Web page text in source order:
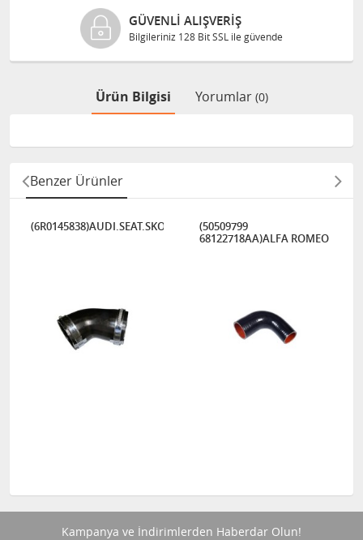
GÜVENLI ALIŞVERIŞ
Bilgileriniz 128 Bit SSL ile güvende
Ürün Bilgisi Yorumlar (0)
Benzer Ürünler
(6R0145838)AUDI.SEAT.SKODA.VOLKSWAGEN
(50509799
68122718AA)ALFA ROMEO
Kampanya ve İndirimlerden Haberdar Olun!